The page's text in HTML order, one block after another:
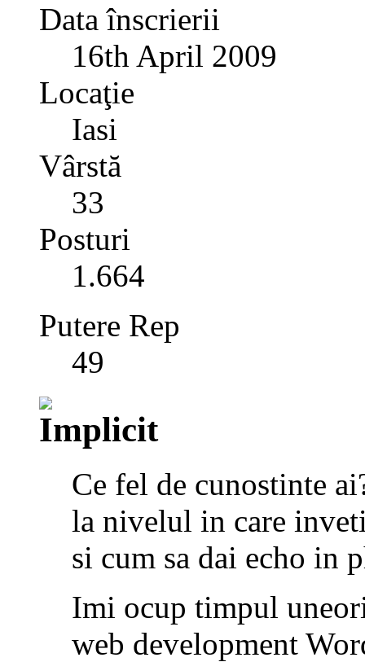
Data înscrierii
16th April 2009
Locaţie
Iasi
Vârstă
33
Posturi
1.664
Putere Rep
49
Ce fel de cunostinte
la nivelul in care
si cum sa dai echo in
Imi ocup timpul
web development